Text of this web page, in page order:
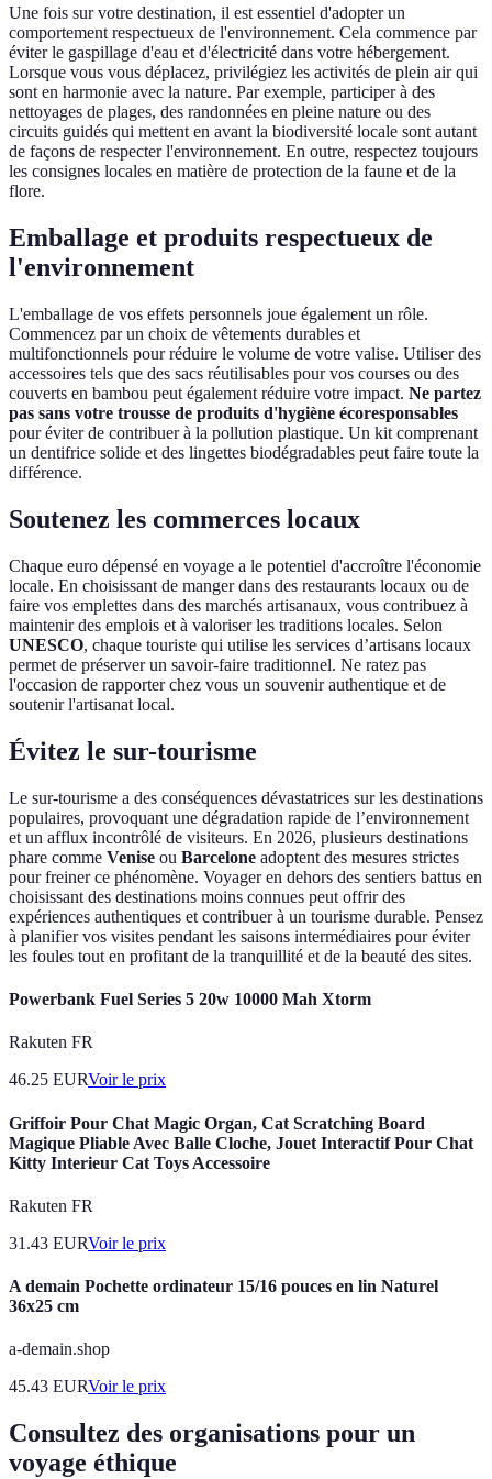
Une fois sur votre destination, il est essentiel d'adopter un
comportement respectueux de l'environnement. Cela commence par
éviter le gaspillage d'eau et d'électricité dans votre hébergement.
Lorsque vous vous déplacez, privilégiez les activités de plein air qui
sont en harmonie avec la nature. Par exemple, participer à des
nettoyages de plages, des randonnées en pleine nature ou des
circuits guidés qui mettent en avant la biodiversité locale sont autant
de façons de respecter l'environnement. En outre, respectez toujours
les consignes locales en matière de protection de la faune et de la
flore.
Emballage et produits respectueux de
l'environnement
L'emballage de vos effets personnels joue également un rôle.
Commencez par un choix de vêtements durables et
multifonctionnels pour réduire le volume de votre valise. Utiliser des
accessoires tels que des sacs réutilisables pour vos courses ou des
couverts en bambou peut également réduire votre impact. Ne partez
pas sans votre trousse de produits d'hygiène écoresponsables
pour éviter de contribuer à la pollution plastique. Un kit comprenant
un dentifrice solide et des lingettes biodégradables peut faire toute la
différence.
Soutenez les commerces locaux
Chaque euro dépensé en voyage a le potentiel d'accroître l'économie
locale. En choisissant de manger dans des restaurants locaux ou de
faire vos emplettes dans des marchés artisanaux, vous contribuez à
maintenir des emplois et à valoriser les traditions locales. Selon
UNESCO, chaque touriste qui utilise les services d’artisans locaux
permet de préserver un savoir-faire traditionnel. Ne ratez pas
l'occasion de rapporter chez vous un souvenir authentique et de
soutenir l'artisanat local.
Évitez le sur-tourisme
Le sur-tourisme a des conséquences dévastatrices sur les destinations
populaires, provoquant une dégradation rapide de l’environnement
et un afflux incontrôlé de visiteurs. En 2026, plusieurs destinations
phare comme Venise ou Barcelone adoptent des mesures strictes
pour freiner ce phénomène. Voyager en dehors des sentiers battus en
choisissant des destinations moins connues peut offrir des
expériences authentiques et contribuer à un tourisme durable. Pensez
à planifier vos visites pendant les saisons intermédiaires pour éviter
les foules tout en profitant de la tranquillité et de la beauté des sites.
Powerbank Fuel Series 5 20w 10000 Mah Xtorm
Rakuten FR
46.25 EURVoir le prix
Griffoir Pour Chat Magic Organ, Cat Scratching Board
Magique Pliable Avec Balle Cloche, Jouet Interactif Pour Chat
Kitty Interieur Cat Toys Accessoire
Rakuten FR
31.43 EURVoir le prix
A demain Pochette ordinateur 15/16 pouces en lin Naturel
36x25 cm
a-demain.shop
45.43 EURVoir le prix
Consultez des organisations pour un
voyage éthique